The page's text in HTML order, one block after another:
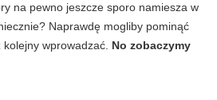
na pewno jeszcze sporo namiesza w
Naprawdę mogliby pominąć
wprowadzać. No zobaczymy